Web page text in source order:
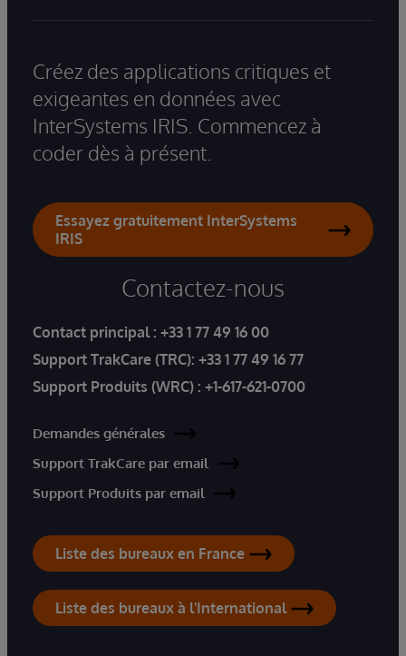
Créez des applications critiques et
exigeantes en données avec
InterSystems IRIS. Commencez à
coder dès à présent.
Essayez gratuitement InterSystems
IRIS
Contactez-nous
Contact principal : +33 1 77 49 16 00
Support TrakCare (TRC): +33 1 77 49 16 77
Support Produits (WRC) : +1-617-621-0700
Demandes générales
Support TrakCare par email
Support Produits par email
Liste des bureaux en France
Liste des bureaux à l'International